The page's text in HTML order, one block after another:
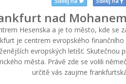
nad
Hesenska a je to město, kde se
je centrem evropského
evropských letišť. Skutečnou
města. Právě zde se volili
určitě vás zaujme